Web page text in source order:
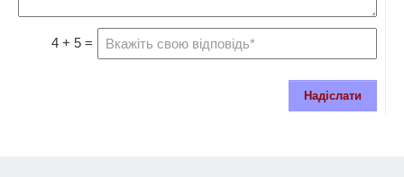
4 + 5 =
Надіслати